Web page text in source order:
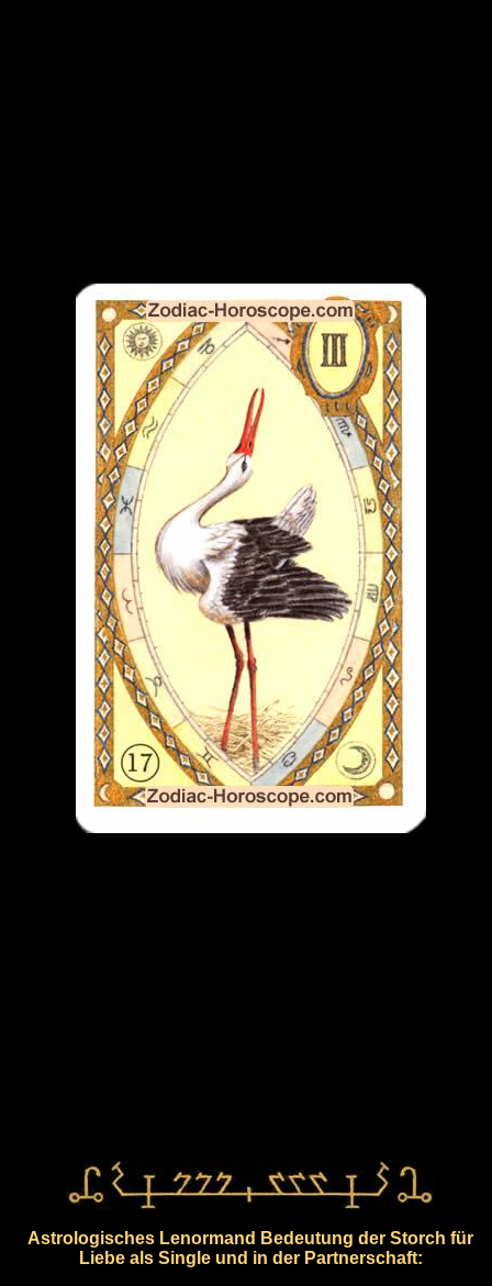
Astrologisches Lenormand Bedeutung der Storch für
Liebe als Single und in der Partnerschaft: